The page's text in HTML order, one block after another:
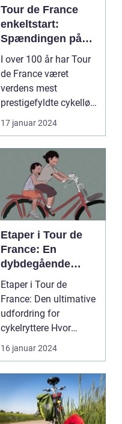
Tour de France
enkeltstart:
Spændingen på
den ensomme vej
I over 100 år har Tour
de France været
verdens mest
prestigefyldte cykelløb,
og en af de mest
særlig...
17 januar 2024
Etaper i Tour de
France: En
dybdegående
analyse af
historien og
betydningen af
etaper i det mest
prestigefyldte
cykelløb
Etaper i Tour de
France: Den ultimative
udfordring for
cykelryttere Hvor
mange kilometer skal
man c...
16 januar 2024